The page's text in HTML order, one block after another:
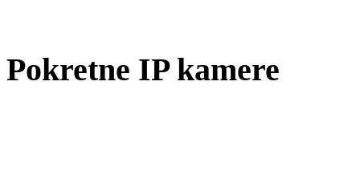
Pokretne IP kamere